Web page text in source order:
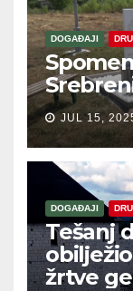
DOGAĐAJI
JUL 15,
DOGAĐAJI
Tešanj
žrtve